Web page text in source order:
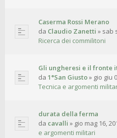
Caserma Rossi Merano
da Claudio Zanetti » sab
Ricerca dei commilitoni
Gli ungheresi e il fronte
da 1°San Giusto» gio giu
Tecnica e argomenti
durata della ferma
da cavalli » gio mag 16,
e argomenti militari